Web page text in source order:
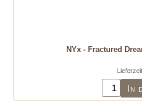
NYx - Fractured
In